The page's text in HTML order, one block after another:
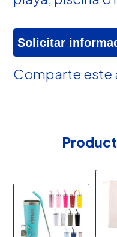
Solicitar
Comparte este